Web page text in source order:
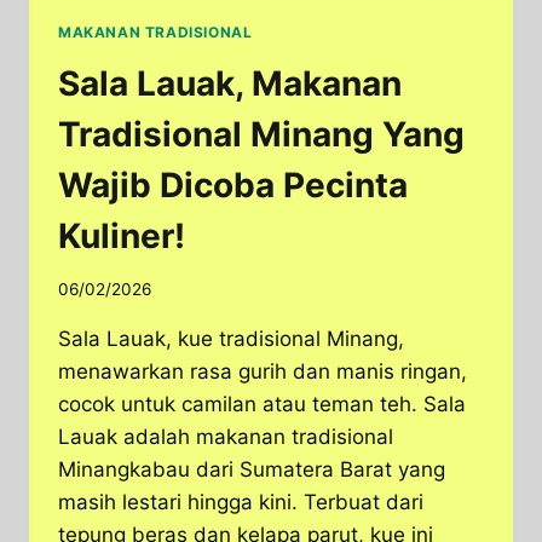
MAKANAN TRADISIONAL
Sala Lauak, Makanan
Tradisional Minang Yang
Wajib Dicoba Pecinta
Kuliner!
06/02/2026
Sala Lauak, kue tradisional Minang,
menawarkan rasa gurih dan manis ringan,
cocok untuk camilan atau teman teh. Sala
Lauak adalah makanan tradisional
Minangkabau dari Sumatera Barat yang
masih lestari hingga kini. Terbuat dari
tepung beras dan kelapa parut, kue ini